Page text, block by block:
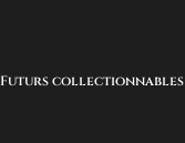
Futurs collectionnables